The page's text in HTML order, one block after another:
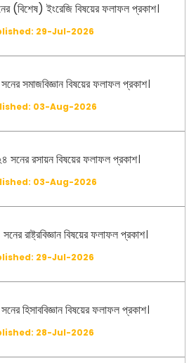
(বিশেষ) ইংরেজি বিষয়ের ফলাফল প্রকাশ।
29-Jul-2026
সমাজবিজ্ঞান বিষয়ের ফলাফল প্রকাশ।
03-Aug-2026
সনের রসায়ন বিষয়ের ফলাফল প্রকাশ।
03-Aug-2026
রাষ্ট্রবিজ্ঞান বিষয়ের ফলাফল প্রকাশ।
29-Jul-2026
হিসাববিজ্ঞান বিষয়ের ফলাফল প্রকাশ।
28-Jul-2026